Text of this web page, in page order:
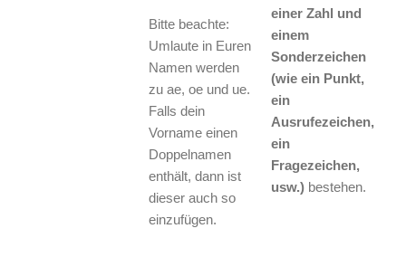
Bitte beachte:
Umlaute in Euren
Namen werden
zu ae, oe und ue.
Falls dein
Vorname einen
Doppelnamen
enthält, dann ist
dieser auch so
einzufügen.
einer Zahl und
einem
Sonderzeichen
(wie ein Punkt,
ein
Ausrufezeichen,
ein
Fragezeichen,
usw.)bestehen.